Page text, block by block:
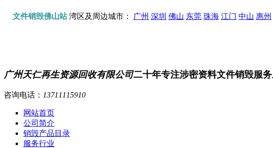
文件销毁佛山站湾区及周边城市： 广州 深圳 佛山 东莞 珠海 江门 中山 惠州
广州天仁再生资源回收有限公司二十年专注涉密资料文件销毁服务
咨询电话： 13711115910
网站首页
公司简介
销毁产品目录
服务行业